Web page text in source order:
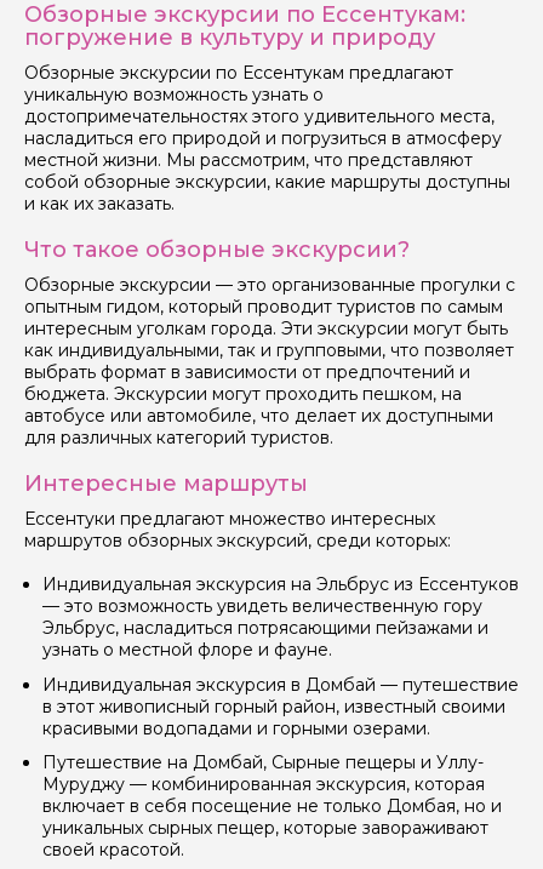
Обзорные экскурсии по Ессентукам:
погружение в культуру и природу
Обзорные экскурсии по Ессентукам предлагают
уникальную возможность узнать о
достопримечательностях этого удивительного места,
насладиться его природой и погрузиться в атмосферу
местной жизни. Мы рассмотрим, что представляют
собой обзорные экскурсии, какие маршруты доступны
и как их заказать.
Что такое обзорные экскурсии?
Обзорные экскурсии — это организованные прогулки с
опытным гидом, который проводит туристов по самым
интересным уголкам города. Эти экскурсии могут быть
как индивидуальными, так и групповыми, что позволяет
выбрать формат в зависимости от предпочтений и
бюджета. Экскурсии могут проходить пешком, на
автобусе или автомобиле, что делает их доступными
для различных категорий туристов.
Интересные маршруты
Ессентуки предлагают множество интересных
маршрутов обзорных экскурсий, среди которых:
Индивидуальная экскурсия на Эльбрус из Ессентуков
— это возможность увидеть величественную гору
Эльбрус, насладиться потрясающими пейзажами и
узнать о местной флоре и фауне.
Индивидуальная экскурсия в Домбай — путешествие
в этот живописный горный район, известный своими
красивыми водопадами и горными озерами.
Путешествие на Домбай, Сырные пещеры и Уллу-
Муруджу — комбинированная экскурсия, которая
включает в себя посещение не только Домбая, но и
уникальных сырных пещер, которые завораживают
своей красотой.
Как вас зовут
Ваша электронная почта
Ваш номер телефона
Вопросы и комментарии
Если у вас есть интересующие вопросы, можете их
задать
данных
Отправить